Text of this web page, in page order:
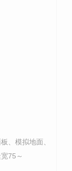
、模拟地面、
75～